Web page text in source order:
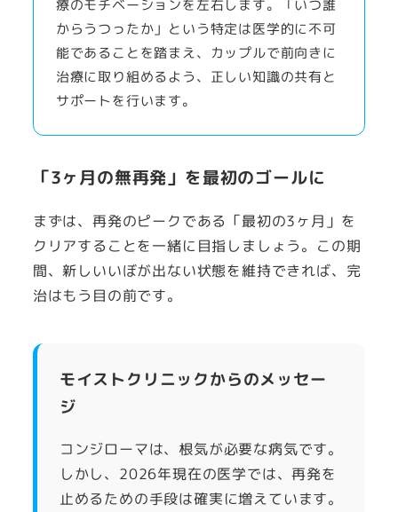
療のモチベーションを左右します。「いつ誰
からうつったか」という特定は医学的に不可
能であることを踏まえ、カップルで前向きに
治療に取り組めるよう、正しい知識の共有と
サポートを行います。
「3ヶ月の無再発」を最初のゴールに
まずは、再発のピークである「最初の3ヶ月」を
クリアすることを一緒に目指しましょう。この期
間、新しいいぼが出ない状態を維持できれば、完
治はもう目の前です。
モイストクリニックからのメッセー
ジ
コンジローマは、根気が必要な病気です。
しかし、2026年現在の医学では、再発を
止めるための手段は確実に増えています。